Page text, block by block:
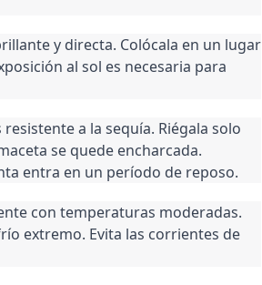
y directa. Colócala en un lugar
al sol es necesaria para
a la sequía. Riégala solo
se quede encharcada.
entra en un período de reposo.
con temperaturas moderadas.
extremo. Evita las corrientes de